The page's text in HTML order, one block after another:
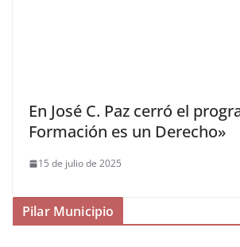
En José C. Paz cerró el
Formación es un Derecho»
15 de julio de 2025
Pilar Municipio